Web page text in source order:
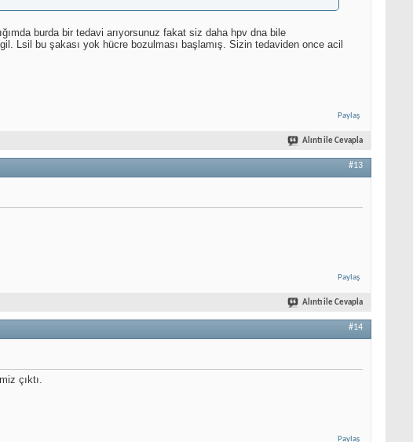
burda bir tedavi arıyorsunuz fakat siz daha hpv dna bile
Lsil bu şakası yok hücre bozulması başlamış. Sizin tedaviden once acil
Paylaş
Alıntı ile Cevapla
#13
Paylaş
Alıntı ile Cevapla
#14
çıktı.
Paylaş